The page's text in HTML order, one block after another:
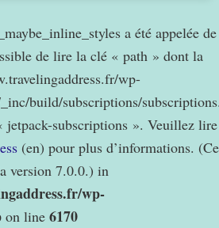
a été appelée de
de lire la clé « path » dont la
wp-
build/subscriptions/
jetpack-subscriptions ». Veuillez lire
(en) pour plus d’informations. (Ce
version 7.0.0.) in
wp-
on line 6170